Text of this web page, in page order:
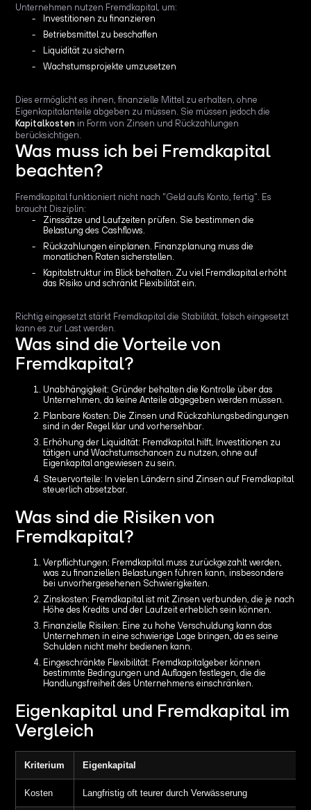
Unternehmen nutzen Fremdkapital, um:
Investitionen zu finanzieren
Betriebsmittel zu beschaffen
Liquidität zu sichern
Wachstumsprojekte umzusetzen
Dies ermöglicht es ihnen, finanzielle Mittel zu erhalten, ohne
Eigenkapitalanteile abgeben zu müssen. Sie müssen jedoch die
Kapitalkosten in Form von Zinsen und Rückzahlungen
berücksichtigen.
Was muss ich bei Fremdkapital
beachten?
Fremdkapital funktioniert nicht nach "Geld aufs Konto, fertig". Es
braucht Disziplin:
Zinssätze und Laufzeiten prüfen. Sie bestimmen die
Belastung des Cashflows.
Rückzahlungen einplanen. Finanzplanung muss die
monatlichen Raten sicherstellen.
Kapitalstruktur im Blick behalten. Zu viel Fremdkapital erhöht
das Risiko und schränkt Flexibilität ein.
Richtig eingesetzt stärkt Fremdkapital die Stabilität, falsch eingesetzt
kann es zur Last werden.
Was sind die Vorteile von
Fremdkapital?
Unabhängigkeit: Gründer behalten die Kontrolle über das
Unternehmen, da keine Anteile abgegeben werden müssen.
Planbare Kosten: Die Zinsen und Rückzahlungsbedingungen
sind in der Regel klar und vorhersehbar.
Erhöhung der Liquidität: Fremdkapital hilft, Investitionen zu
tätigen und Wachstumschancen zu nutzen, ohne auf
Eigenkapital angewiesen zu sein.
Steuervorteile: In vielen Ländern sind Zinsen auf Fremdkapital
steuerlich absetzbar.
Was sind die Risiken von
Fremdkapital?
Verpflichtungen: Fremdkapital muss zurückgezahlt werden,
was zu finanziellen Belastungen führen kann, insbesondere
bei unvorhergesehenen Schwierigkeiten.
Zinskosten: Fremdkapital ist mit Zinsen verbunden, die je nach
Höhe des Kredits und der Laufzeit erheblich sein können.
Finanzielle Risiken: Eine zu hohe Verschuldung kann das
Unternehmen in eine schwierige Lage bringen, da es seine
Schulden nicht mehr bedienen kann.
Eingeschränkte Flexibilität: Fremdkapitalgeber können
bestimmte Bedingungen und Auflagen festlegen, die die
Handlungsfreiheit des Unternehmens einschränken.
Eigenkapital und Fremdkapital im
Vergleich
Kriterium Eigenkapital
Kosten Langfristig oft teurer durch Verwässerung